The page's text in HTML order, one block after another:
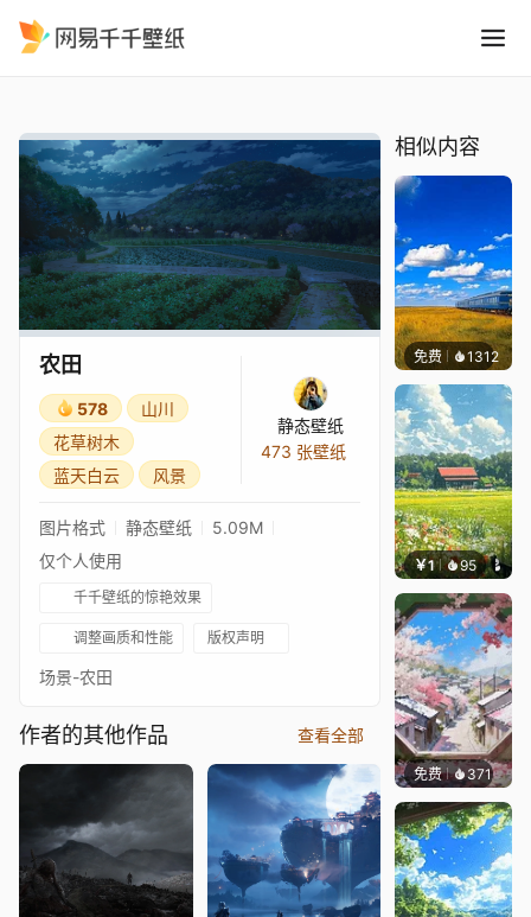
农田
578
山川
花草树木
蓝天白云
风景
静态壁纸
473 张壁纸
图片格式 静态壁纸
5.09M
仅个人使用
千千壁纸的惊艳效果
调整画质和性能 版权声明
场景-农田
作者的其他作品 查看全部
相似内容
免费 1312叮叮
￥1 95 叮叮
免费 371渔小小